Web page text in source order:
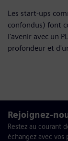
Les start-ups
confondus) font
l'avenir avec un
profondeur et
Rejoignez-
Restez au courant
échangez avec vos